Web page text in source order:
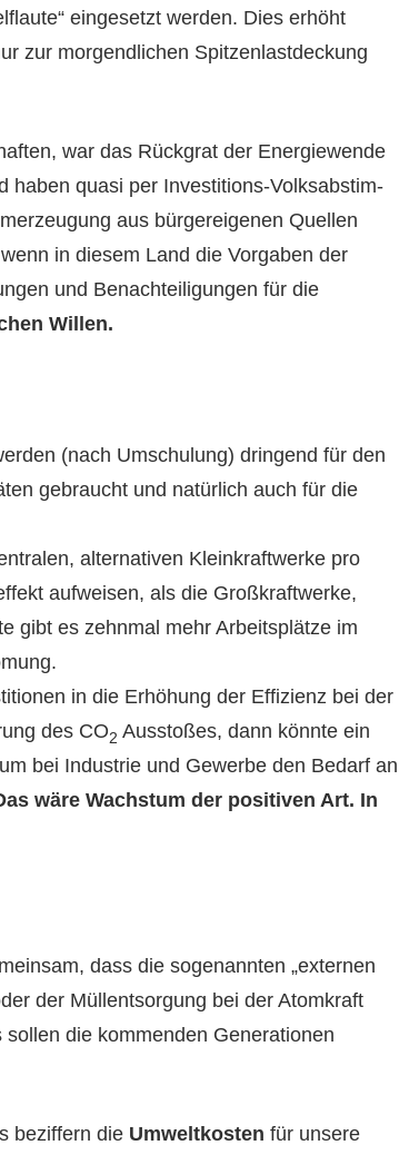
einge­set­zt wer­den. Dies erhöht
zur mor­gendlichen Spitzen­last­deck­ung
war das Rück­grat der Energiewende
haben qua­si per Investi­tions-Volksab­stim­
aus bürg­ereige­nen Quellen
in diesem Land die Vor­gaben der
und Benachteili­gun­gen für die
Willen.
(nach Umschu­lung) drin­gend für den
gebraucht und natür­lich auch für die
alter­na­tiv­en Kleinkraftwerke pro
aufweisen, als die Großkraftwerke,
gibt es zehn­mal mehr Arbeit­splätze im
in die Erhöhung der Effizienz bei der
des CO2 Ausstoßes, dann kön­nte ein
bei Indus­trie und Gewerbe den Bedarf an
wäre Wach­s­tum der pos­i­tiv­en Art. In
dass die soge­nan­nten „exter­nen
der Mül­lentsorgung bei der Atom­kraft
die kom­menden Gen­er­a­tio­nen
bez­if­fern die Umweltkosten für unsere